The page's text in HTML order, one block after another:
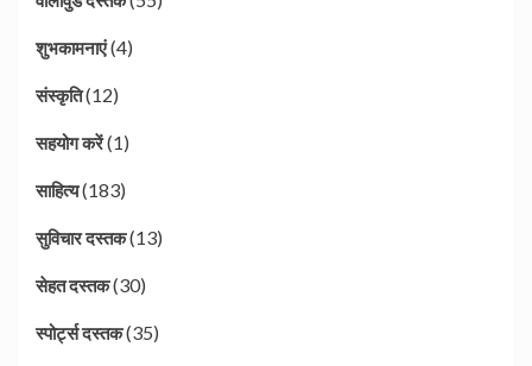
शुभकामनाएं(4)
संस्कृति(12)
सहयोग करें(1)
साहित्य(183)
सुविचार दस्तक(13)
सेहत दस्तक(30)
स्पोर्ट्स दस्तक(35)